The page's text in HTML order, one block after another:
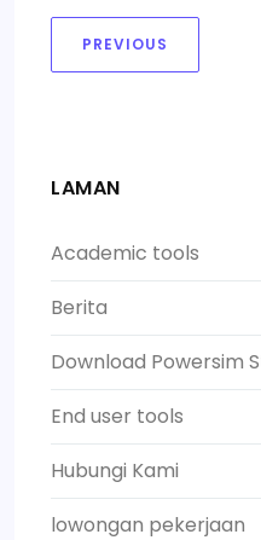
PREVIOUS
LAMAN
Academic tools
Berita
Download Powersim
End user tools
Hubungi Kami
lowongan pekerjaan